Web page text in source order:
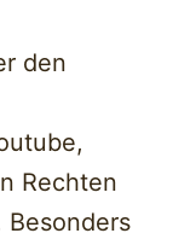
den
Rechten
Besonders